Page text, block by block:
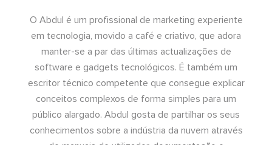
O Abdul é um profissional de marketing experiente
em tecnologia, movido a café e criativo, que adora
manter-se a par das últimas actualizações de
software e gadgets tecnológicos. É também um
escritor técnico competente que consegue explicar
conceitos complexos de forma simples para um
público alargado. Abdul gosta de partilhar os seus
conhecimentos sobre a indústria da nuvem através